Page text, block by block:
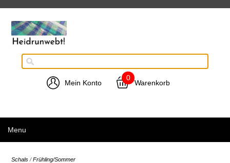
Mein Konto
0
Warenkorb
Menu
Schals /Frühling/Sommer